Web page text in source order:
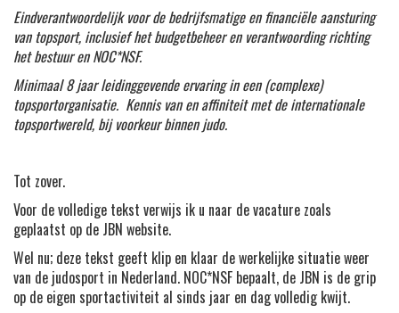
Eindverantwoordelijk voor de bedrijfsmatige en financiële aansturing
van topsport, inclusief het budgetbeheer en verantwoording richting
het bestuur en NOC*NSF.
Minimaal 8 jaar leidinggevende ervaring in een (complexe)
topsportorganisatie. Kennis van en affiniteit met de internationale
topsportwereld, bij voorkeur binnen judo.
Tot zover.
Voor de volledige tekst verwijs ik u naar de vacature zoals
geplaatst op de JBN website.
Wel nu; deze tekst geeft klip en klaar de werkelijke situatie weer
van de judosport in Nederland. NOC*NSF bepaalt, de JBN is de grip
op de eigen sportactiviteit al sinds jaar en dag volledig kwijt.